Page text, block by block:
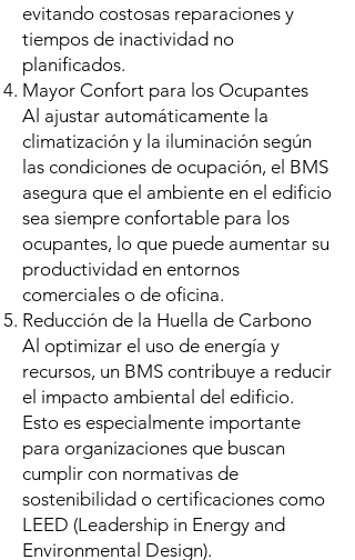
evitando costosas reparaciones y
tiempos de inactividad no
planificados.
Mayor Confort para los Ocupantes
Al ajustar automáticamente la
climatización y la iluminación según
las condiciones de ocupación, el BMS
asegura que el ambiente en el edificio
sea siempre confortable para los
ocupantes, lo que puede aumentar su
productividad en entornos
comerciales o de oficina.
Reducción de la Huella de Carbono
Al optimizar el uso de energía y
recursos, un BMS contribuye a reducir
el impacto ambiental del edificio.
Esto es especialmente importante
para organizaciones que buscan
cumplir con normativas de
sostenibilidad o certificaciones como
LEED (Leadership in Energy and
Environmental Design).